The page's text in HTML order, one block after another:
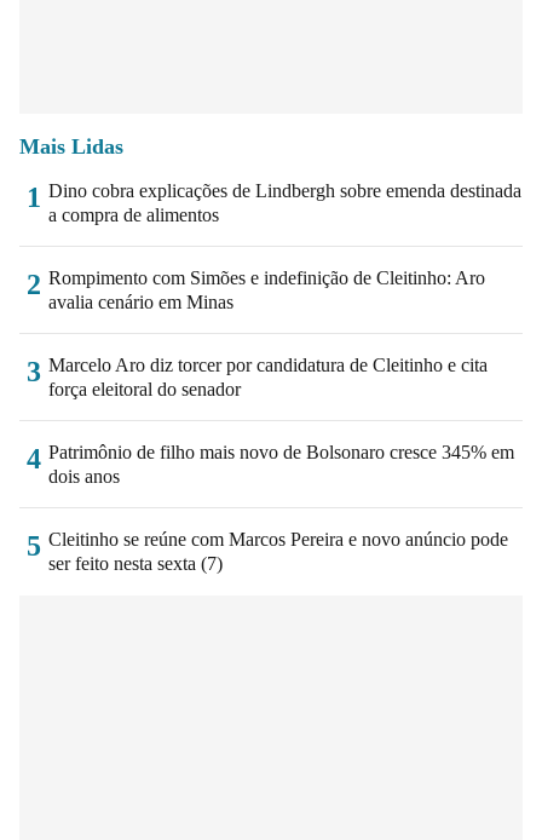
Mais Lidas
1 Dino cobra explicações de Lindbergh sobre emenda destinada
a compra de alimentos
2 Rompimento com Simões e indefinição de Cleitinho: Aro
avalia cenário em Minas
3 Marcelo Aro diz torcer por candidatura de Cleitinho e cita
força eleitoral do senador
4 Patrimônio de filho mais novo de Bolsonaro cresce 345% em
dois anos
5 Cleitinho se reúne com Marcos Pereira e novo anúncio pode
ser feito nesta sexta (7)